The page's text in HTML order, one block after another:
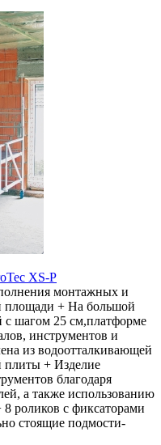
XS-P
монтажных и
площади + На большой
с шагом 25 см,платформе
инструментов и
из водоотталкивающей
плиты + Изделие
благодаря
а также использованию
роликов с фиксаторами
стоящие подмости-